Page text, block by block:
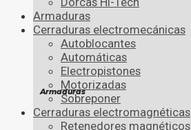
Armaduras
Armaduras
Cerraduras electromecánicas
Autoblocantes
Automáticas
Electropistones
Motorizadas
Sobreponer
Cerraduras electromagnéticas
Retenedores magnéticos